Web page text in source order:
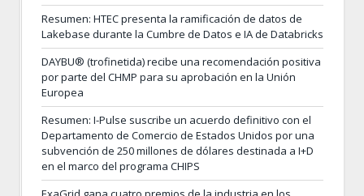
Resumen: HTEC presenta la ramificación de datos de
Lakebase durante la Cumbre de Datos e IA de Databricks
DAYBU® (trofinetida) recibe una recomendación positiva
por parte del CHMP para su aprobación en la Unión
Europea
Resumen: I-Pulse suscribe un acuerdo definitivo con el
Departamento de Comercio de Estados Unidos por una
subvención de 250 millones de dólares destinada a I+D
en el marco del programa CHIPS